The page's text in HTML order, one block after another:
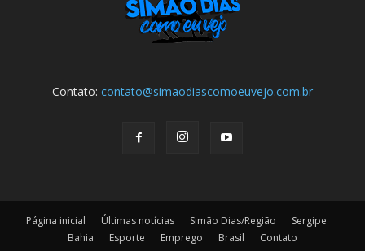
Contato: contato@simaodiascomoeuvejo.com.br
Página inicial Últimas notícias Simão Dias/Região
Sergipe
Bahia
Esporte Emprego Brasil Contato